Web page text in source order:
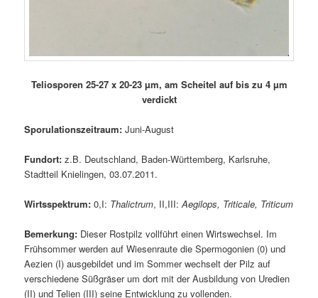
Teliosporen 25-27 x 20-23 µm, am Scheitel auf bis zu 4 µm
verdickt
Sporulationszeitraum: Juni-August
Fundort: z.B. Deutschland, Baden-Württemberg, Karlsruhe,
Stadtteil Knielingen, 03.07.2011.
Wirtsspektrum:0,I: Thalictrum, II,III:Aegilops, Triticale, Triticum
Bemerkung: Dieser Rostpilz vollführt einen Wirtswechsel. Im
Frühsommer werden auf Wiesenraute die Spermogonien (0) und
Aezien (I) ausgebildet und im Sommer wechselt der Pilz auf
verschiedene Süßgräser um dort mit der Ausbildung von Uredien
(II) und Telien (III) seine Entwicklung zu vollenden.